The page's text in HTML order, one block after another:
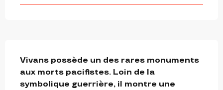
Vivans possède un des rares monuments
aux morts pacifistes. Loin de la
symbolique guerrière, il montre une